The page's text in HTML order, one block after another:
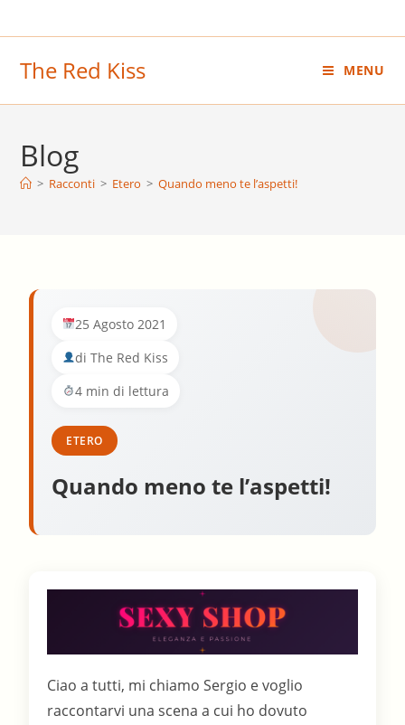
al
The Red Kiss MENU
Blog
> Racconti > Etero > Quando meno te l’aspetti!
25 Agosto 2021
di The Red Kiss
4 min di lettura
ETERO
Quando meno te l’aspetti!
Ciao a tutti, mi chiamo Sergio e voglio
raccontarvi una scena a cui ho dovuto